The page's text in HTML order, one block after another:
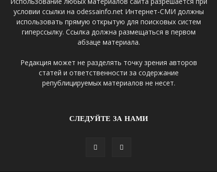
условии ссылки на odessainfo.net Интернет-СМИ должны
использовать прямую открытую для поисковых систем
гиперссылку. Ссылка должна размещаться в первом
абзаце материала.
Редакция может не разделять точку зрения авторов
статей и ответственности за содержание
републицируемых материалов не несет.
СЛЕДУЙТЕ ЗА НАМИ